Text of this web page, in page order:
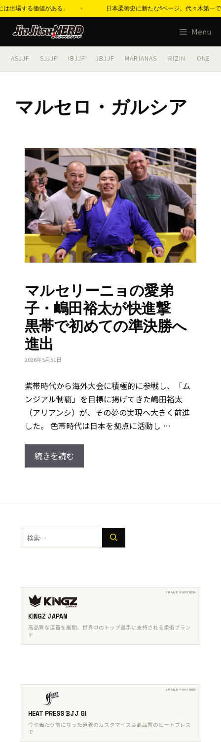
場する価値がある」 日本柔術史に新たな1ページ。代々木第一
テ
Menu
ASJJF SJJJF IBJJF JBJJF MARIANAS RIZIN ONE
マルセロ・ガルシア
マルセリーニョの愛弟
子・嶋田裕太が快進撃
黒帯で初めての準決勝へ
進出
2026年5月31日
紫帯時代から海外大会に積極的に参戦し、「ム
ンジアル制覇」を目標に掲げてきた嶋田裕太
（アリアンシ）が、その夢の実現へ大きく前進
した。 色帯時代は日本を拠点に活動し …
続きを読む
検
索:
KINGZ JAPAN
高品質な道着を展開、世界中のトップ選手に支持される柔術ブラン
ド
HEAT PRESS BJJ GI
今や当たり前になった道着のカスタマイズは高品質のヒートプレス
で